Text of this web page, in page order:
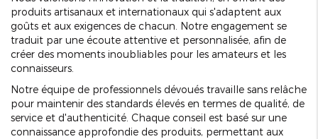
produits artisanaux et internationaux qui s'adaptent aux
goûts et aux exigences de chacun. Notre engagement se
traduit par une écoute attentive et personnalisée, afin de
créer des moments inoubliables pour les amateurs et les
connaisseurs.
Notre équipe de professionnels dévoués travaille sans relâche
pour maintenir des standards élevés en termes de qualité, de
service et d'authenticité. Chaque conseil est basé sur une
connaissance approfondie des produits, permettant aux